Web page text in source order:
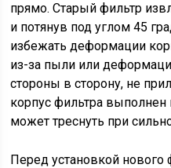
прямо. Старый фильтр
и потянув под углом 45
избежать деформации
из-за пыли или
стороны в сторону, не
корпус фильтра выполнен
может треснуть при
Перед установкой нового